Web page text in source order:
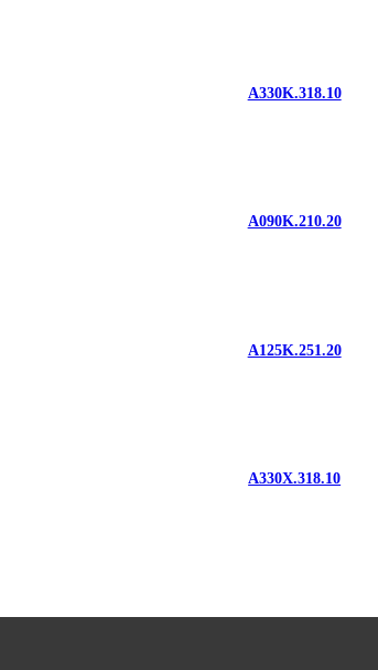
A330K.318.10
A090K.210.20
A125K.251.20
A330X.318.10